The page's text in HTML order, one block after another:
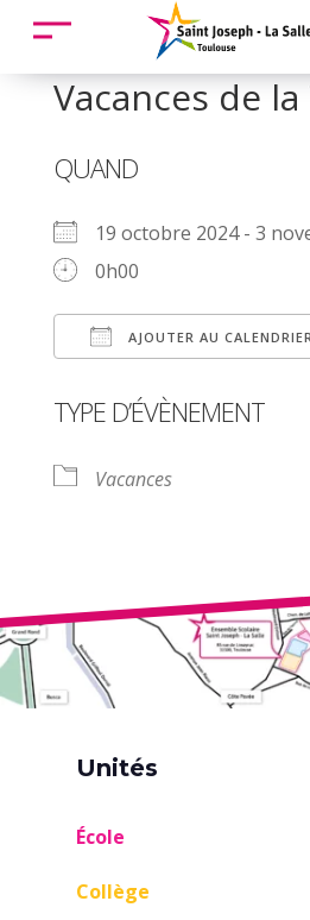
Vacances de
QUAND
19 octobre 2024 - 3
0h00
AJOUTER AU
TYPE D’ÉVÈNEMENT
Vacances
Unités
École
Collège